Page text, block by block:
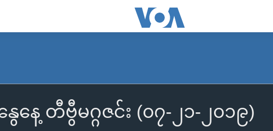
ေနေ့ တီဗွီမဂ္ဂဇင်း (၀၇-၂၁-၂၀၁၉)